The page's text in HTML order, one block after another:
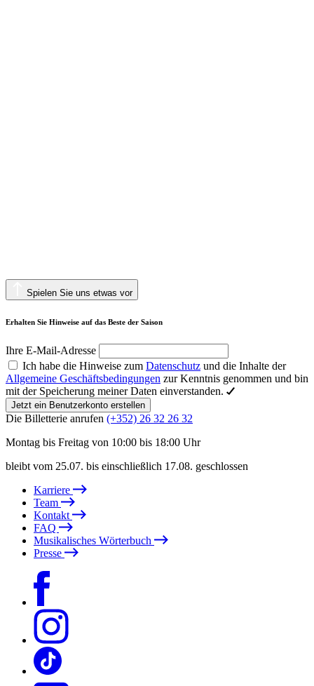
Spielen Sie uns etwas vor
Erhalten Sie Hinweise auf das Beste der Saison
Ihre E-Mail-Adresse
Ich habe die Hinweise zum Datenschutz und die Inhalte der
Allgemeine Geschäftsbedingungen zur Kenntnis genommen und bin
mit der Speicherung meiner Daten einverstanden.
Jetzt ein Benutzerkonto erstellen
Die Billetterie anrufen (+352) 26 32 26 32
Montag bis Freitag von 10:00 bis 18:00 Uhr
bleibt vom 25.07. bis einschließlich 17.08. geschlossen
Karriere
Team
Kontakt
FAQ
Musikalisches Wörterbuch
Presse